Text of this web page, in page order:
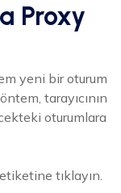
Proxy
yeni bir oturum
tarayıcının
oturumlara
tıklayın.